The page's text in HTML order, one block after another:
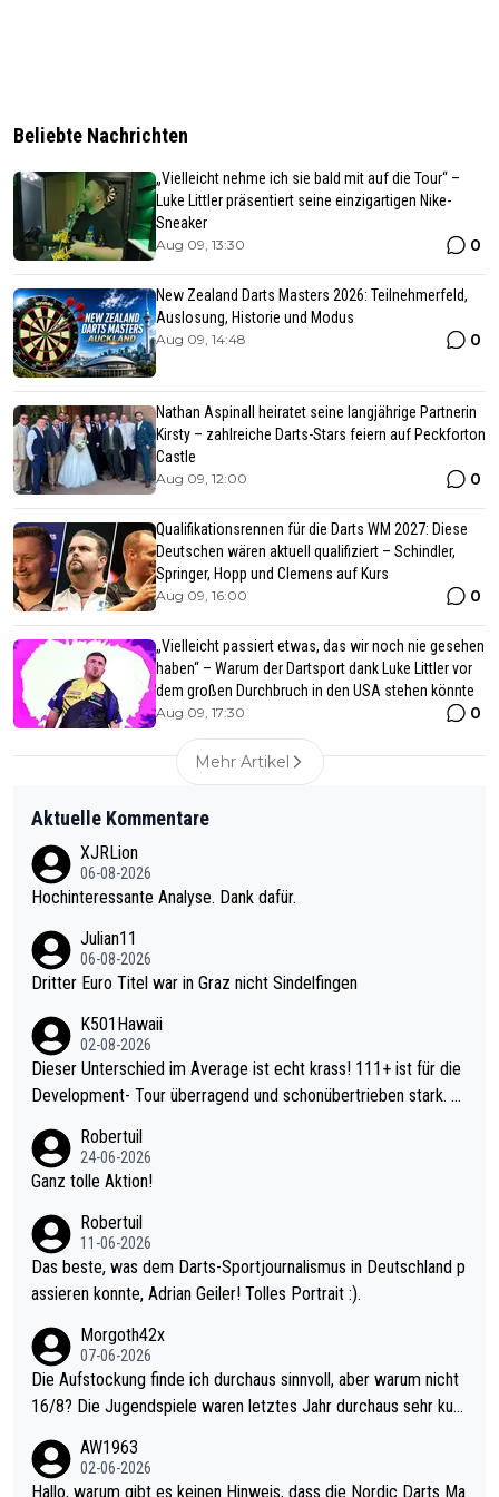
Beliebte Nachrichten
„Vielleicht nehme ich sie bald mit auf die Tour“ –
Luke Littler präsentiert seine einzigartigen Nike-
Sneaker
Aug 09, 13:30 0
New Zealand Darts Masters 2026: Teilnehmerfeld,
Auslosung, Historie und Modus
Aug 09, 14:48 0
Nathan Aspinall heiratet seine langjährige Partnerin
Kirsty – zahlreiche Darts-Stars feiern auf Peckforton
Castle
Aug 09, 12:00 0
Qualifikationsrennen für die Darts WM 2027: Diese
Deutschen wären aktuell qualifiziert – Schindler,
Springer, Hopp und Clemens auf Kurs
Aug 09, 16:00 0
„Vielleicht passiert etwas, das wir noch nie gesehen
haben“ – Warum der Dartsport dank Luke Littler vor
dem großen Durchbruch in den USA stehen könnte
Aug 09, 17:30 0
Mehr Artikel
Aktuelle Kommentare
XJRLion
06-08-2026
Hochinteressante Analyse. Dank dafür.
Julian11
06-08-2026
Dritter Euro Titel war in Graz nicht Sindelfingen
K501Hawaii
02-08-2026
Dieser Unterschied im Average ist echt krass! 111+ ist für die
Development- Tour überragend und schonübertrieben stark. U
mal 40+ erst recht. Da gewinnst keinen Blumentopf - ist ja noc
h krasser wie ein Pokalspiel eines Kreisligisten vs einem Bund
Robertuil
24-06-2026
Ganz tolle Aktion!
Robertuil
11-06-2026
Das beste, was dem Darts-Sportjournalismus in Deutschland p
assieren konnte, Adrian Geiler! Tolles Portrait :).
Morgoth42x
07-06-2026
Die Aufstockung finde ich durchaus sinnvoll, aber warum nicht
16/8? Die Jugendspiele waren letztes Jahr durchaus sehr kurz
Allerdings ist Mitchell Lawrie als Nummer 1 der Welt eh qualifi
ziert. Somit ändert die automatische Qualifikation des Weltmei
AW1963
02-06-2026
Hallo, warum gibt es keinen Hinweis, dass die Nordic Darts Ma